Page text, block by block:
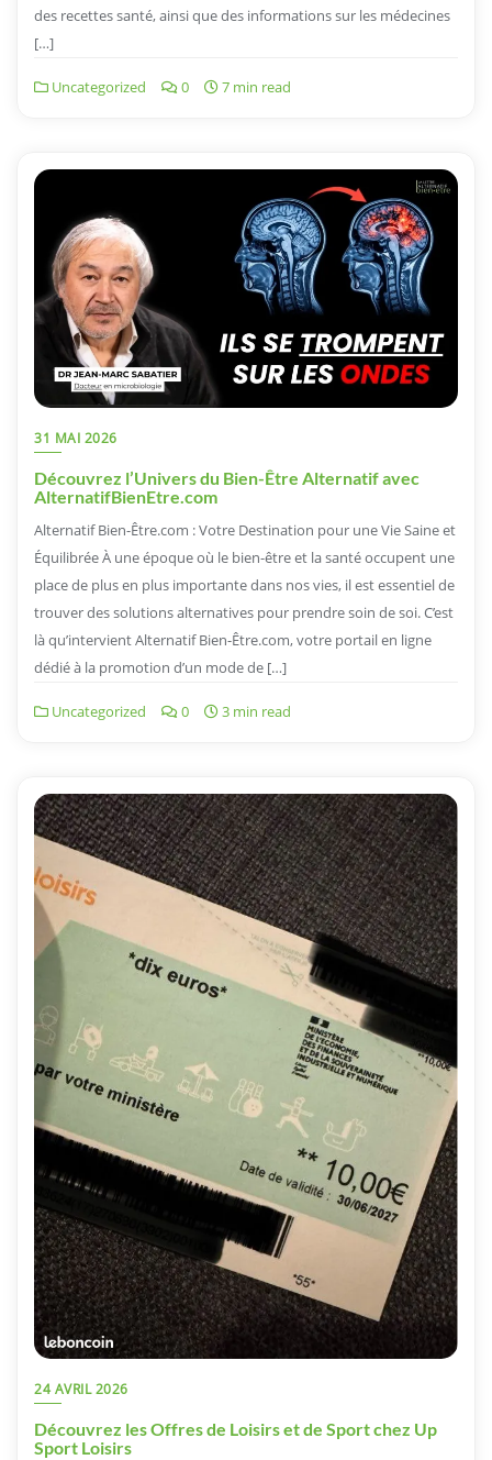
des recettes santé, ainsi que des informations sur les médecines
[…]
Uncategorized 0 7 min read
31 MAI 2026
Découvrez l’Univers du Bien-Être Alternatif avec
AlternatifBienEtre.com
Alternatif Bien-Être.com : Votre Destination pour une Vie Saine et
Équilibrée À une époque où le bien-être et la santé occupent une
place de plus en plus importante dans nos vies, il est essentiel de
trouver des solutions alternatives pour prendre soin de soi. C’est
là qu’intervient Alternatif Bien-Être.com, votre portail en ligne
dédié à la promotion d’un mode de […]
Uncategorized 0 3 min read
24 AVRIL 2026
Découvrez les Offres de Loisirs et de Sport chez Up
Sport Loisirs